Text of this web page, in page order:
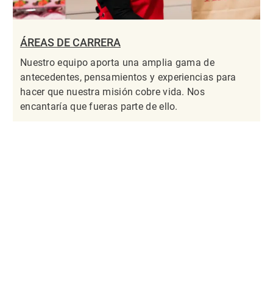
ÁREAS DE CARRERA
Nuestro equipo aporta una amplia gama de
antecedentes, pensamientos y experiencias para
hacer que nuestra misión cobre vida. Nos
encantaría que fueras parte de ello.